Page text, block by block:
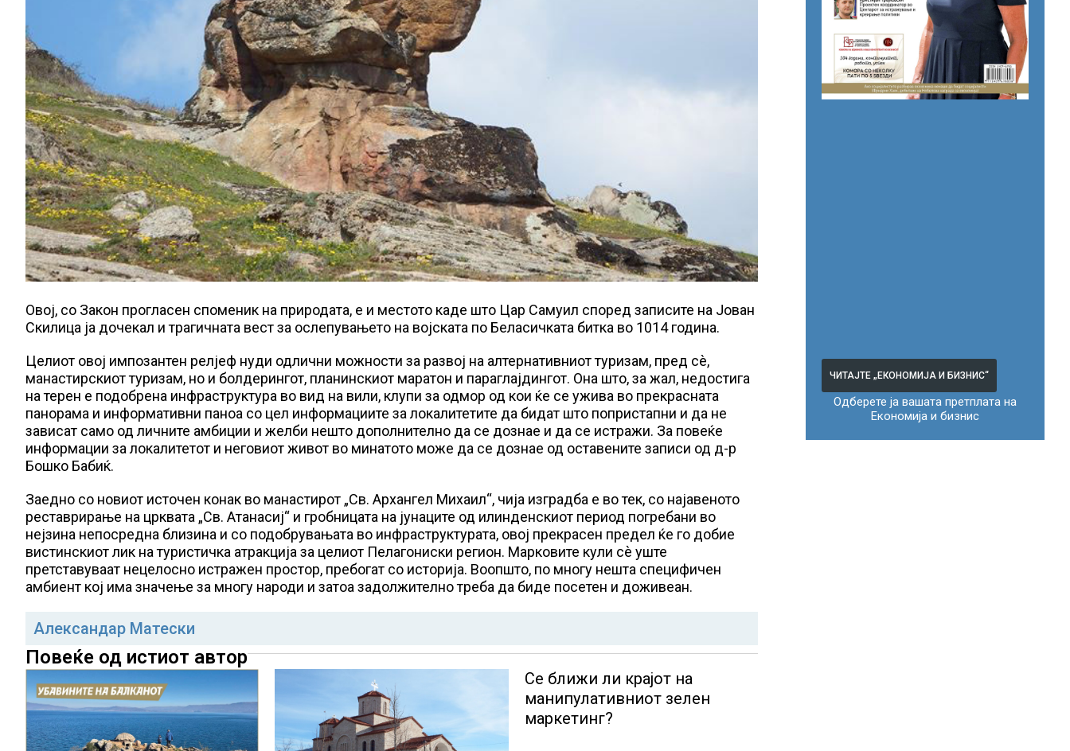
Овој, со Закон прогласен споменик на природата, е и местото каде што Цар Самуил според записите на Јован
Скилица ја дочекал и трагичната вест за ослепувањето на војската по Беласичката битка во 1014 година.
Целиот овој импозантен релјеф нуди одлични можности за развој на алтернативниот туризам, пред сè,
манастирскиот туризам, но и болдерингот, планинскиот маратон и параглајдингот. Она што, за жал, недостига
на терен е подобрена инфраструктура во вид на вили, клупи за одмор од кои ќе се ужива во прекрасната
панорама и информативни паноа со цел информациите за локалитетите да бидат што попристапни и да не
зависат само од личните амбиции и желби нешто дополнително да се дознае и да се истражи. За повеќе
информации за локалитетот и неговиот живот во минатото може да се дознае од оставените записи од д-р
Бошко Бабиќ.
Заедно со новиот источен конак во манастирот „Св. Архангел Михаил“, чија изградба е во тек, со најавеното
реставрирање на црквата „Св. Атанасиј“ и гробницата на јунаците од илинденскиот период погребани во
нејзина непосредна близина и со подобрувањата во инфраструктурата, овој прекрасен предел ќе го добие
вистинскиот лик на туристичка атракција за целиот Пелагониски регион. Марковите кули сè уште
претставуваат нецелосно истражен простор, пребогат со историја. Воопшто, по многу нешта специфичен
амбиент кој има значење за многу народи и затоа задолжително треба да биде посетен и доживеан.
Александар Матески
Повеќе од истиот автор
Се ближи ли крајот на
манипулативниот зелен
маркетинг?
ЧИТАЈТЕ „ЕКОНОМИЈА И БИЗНИС“
Одберете ја вашата претплата на
Економија и бизнис